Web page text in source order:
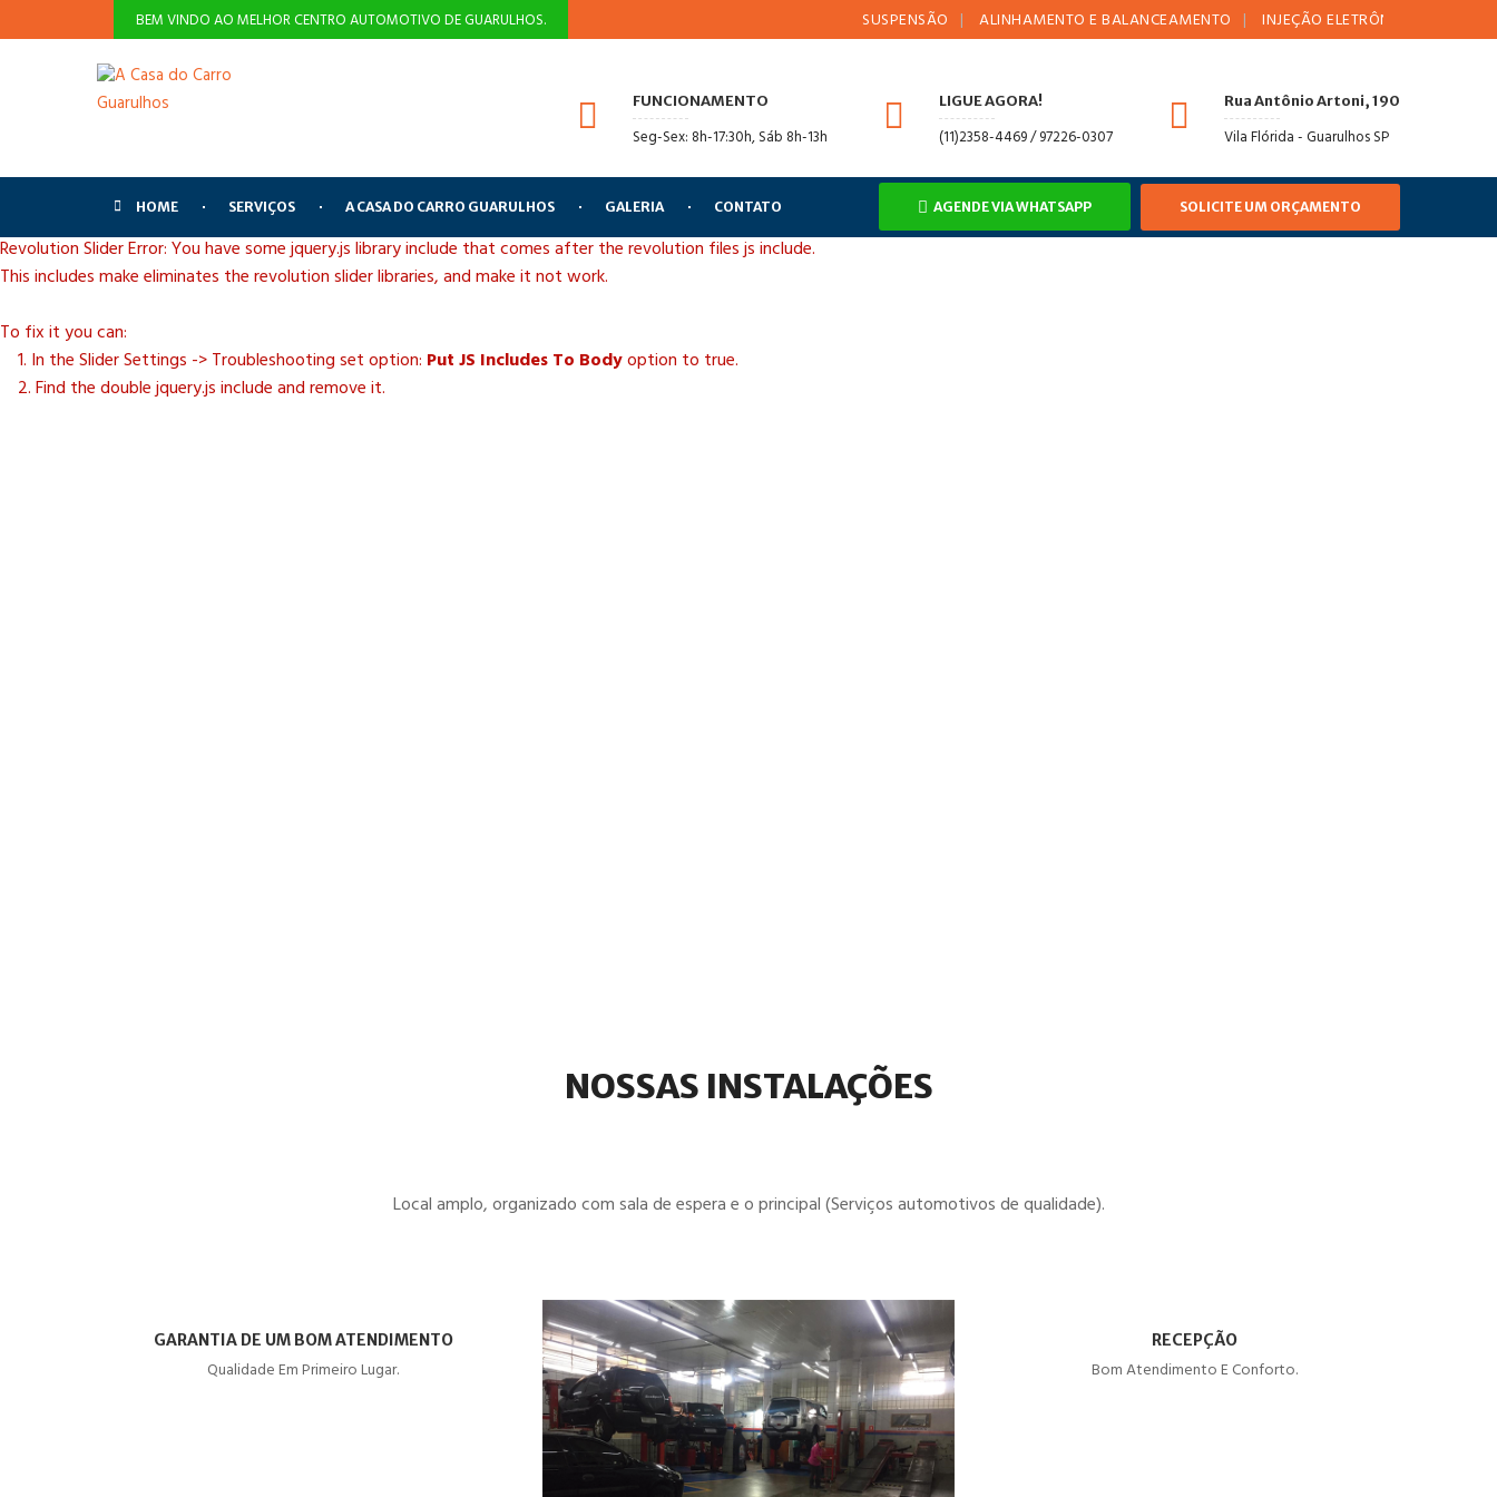
BEM VINDO AO MELHOR CENTRO AUTOMOTIVO DE GUARULHOS. SUSPENSÃO ALINHAMENTO E BALANCEAMENTO INJEÇÃO ELETRÔNICA
FUNCIONAMENTO
Seg-Sex: 8h-17:30h, Sáb 8h-13h
LIGUE AGORA!
(11)2358-4469 / 97226-0307
Rua Antônio Artoni, 190
Vila Flórida - Guarulhos SP
HOME SERVIÇOS A CASA DO CARRO GUARULHOS GALERIA CONTATO AGENDE VIA WHATSAPP SOLICITE UM ORÇAMENTO
Revolution Slider Error: You have some jquery.js library include that comes after the revolution files js include.
This includes make eliminates the revolution slider libraries, and make it not work.
To fix it you can:
1. In the Slider Settings -> Troubleshooting set option: Put JS Includes To Bodyoption to true.
2. Find the double jquery.js include and remove it.
NOSSAS INSTALAÇÕES
Local amplo, organizado com sala de espera e o principal (Serviços automotivos de qualidade).
GARANTIA DE UM BOM ATENDIMENTO
Qualidade Em Primeiro Lugar.
RECEPÇÃO
Bom Atendimento E Conforto.